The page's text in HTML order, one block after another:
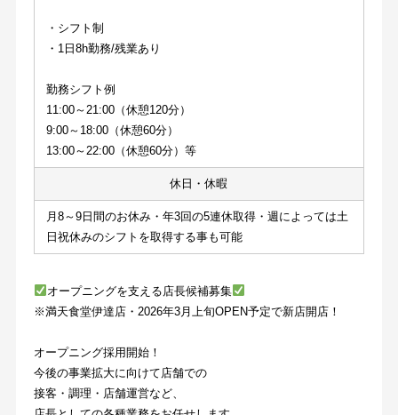
・シフト制
・1日8h勤務/残業あり
勤務シフト例
11:00～21:00（休憩120分）
9:00～18:00（休憩60分）
13:00～22:00（休憩60分）等
休日・休暇
月8～9日間のお休み・年3回の5連休取得・週によっては土
日祝休みのシフトを取得する事も可能
オープニングを支える店長候補募集
※満天食堂伊達店・2026年3月上旬OPEN予定で新店開店！
オープニング採用開始！
今後の事業拡大に向けて店舗での
接客・調理・店舗運営など、